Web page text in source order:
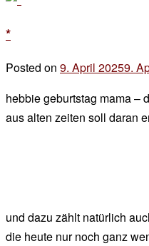
*
Posted on 9. April 20259.
hebbie geburtstag mama –
aus alten zeiten soll daran
und dazu zählt natürlich
die heute nur noch ganz